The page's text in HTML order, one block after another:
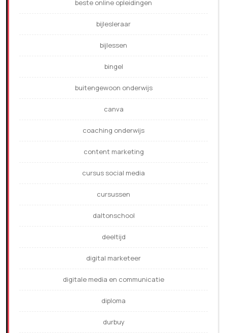
beste online opleidingen
bijlesleraar
bijlessen
bingel
buitengewoon onderwijs
canva
coaching onderwijs
content marketing
cursus social media
cursussen
daltonschool
deeltijd
digital marketeer
digitale media en communicatie
diploma
durbuy